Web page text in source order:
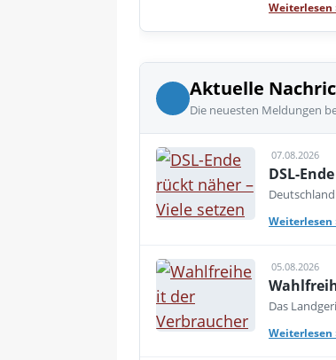
Weiterlesen
Aktuelle
Die neuesten Meldungen
07.08.2026
DSL-
Weiterlesen
05.08.2026
Das
Weiterlesen